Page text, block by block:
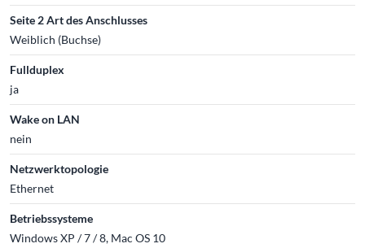
Seite 2 Art des Anschlusses
Weiblich (Buchse)
Fullduplex
ja
Wake on LAN
nein
Netzwerktopologie
Ethernet
Betriebssysteme
Windows XP / 7 / 8, Mac OS 10